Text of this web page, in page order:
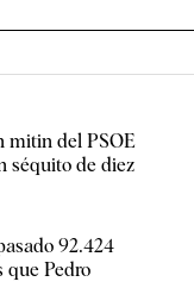
mitin del PSOE
séquito de diez
92.424
que Pedro